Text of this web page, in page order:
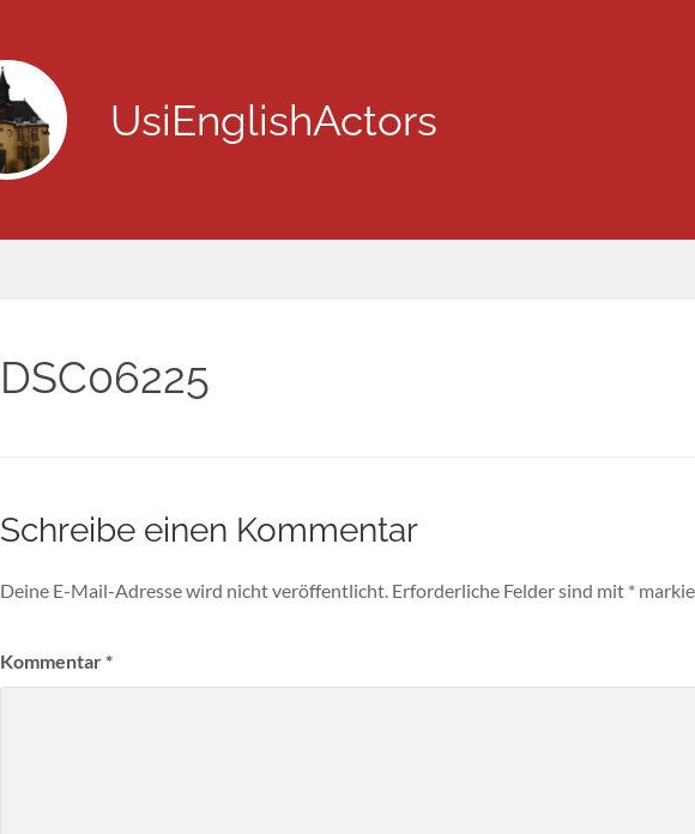
UsiEnglishActors
DSC06225
Schreibe einen Kommentar
Deine E-Mail-Adresse wird nicht veröffentlicht. Erforderliche Felder sind mit *
Kommentar*